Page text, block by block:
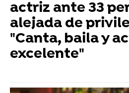
actriz ante 33
alejada de
"Canta, baila y
excelente"